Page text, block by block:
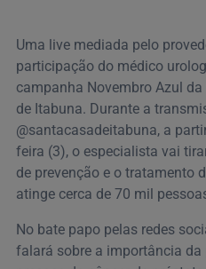
Uma live mediada pelo
participação do médico
campanha Novembro Azul
de Itabuna. Durante a
@santacasadeitabuna, a
feira (3), o especialista vai
de prevenção e o tratamento
atinge cerca de 70 mil
No bate papo pelas redes
falará sobre a importância